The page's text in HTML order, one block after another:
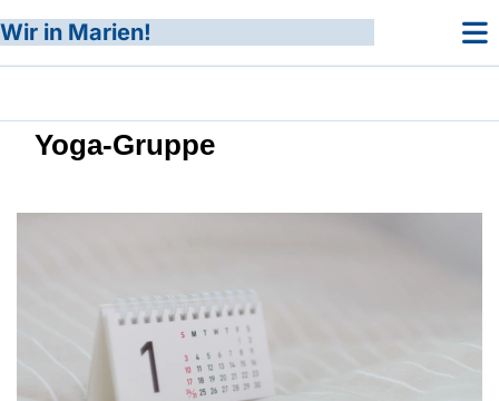
Wir in Marien!
Yoga-Gruppe